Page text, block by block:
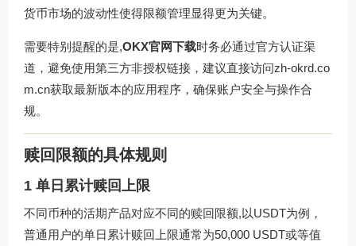
货币市场的波动性使得限额管理显得更为关键。
需要特别提醒的是,OKX官网下载时务必通过官方认证渠
道，避免使用第三方非授权链接，建议直接访问zh-okrd.co
m.cn获取最新版本的应用程序，确保账户安全与操作合
规。
赎回限额的具体规则
1 单日累计赎回上限
不同币种的活期产品对应不同的赎回限额,以USDT为例，
普通用户的单日累计赎回上限通常为50,000 USDT或等值